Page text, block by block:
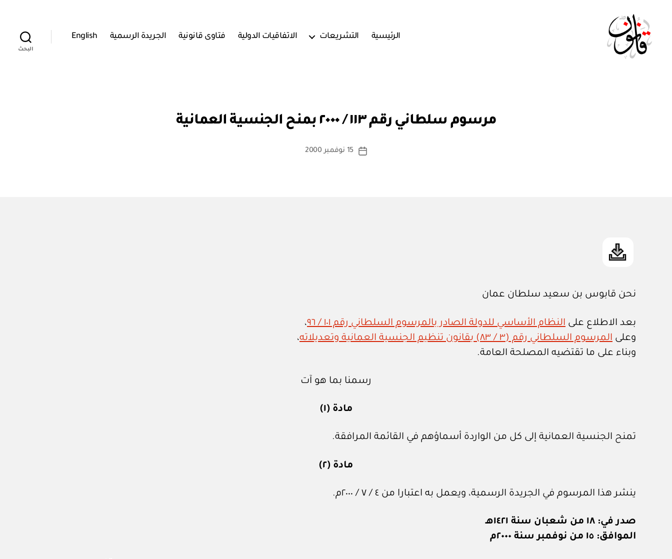
الرئيسية التشريعات الاتفاقيات الدولية فتاوى قانونية الجريدة الرسمية English
البحث
مرسوم سلطاني رقم ١١٣ / ٢٠٠٠ بمنح الجنسية العمانية
كاتب
س
ة
تاريخ
15 نوفمبر 2000
نحن قابوس بن سعيد سلطان عمان
بعد الاطلاع على النظام الأساسي للدولة الصادر بالمرسوم السلطاني رقم ١٠١ / ٩٦
،
وعلى المرسوم السلطاني رقم (٣ / ٨٣) بقانون تنظيم الجنسية العمانية وتعديلاته
،
وبناء على ما تقتضيه المصلحة العامة.
رسمنا بما هو آت
مادة (١)
تمنح الجنسية العمانية إلى كل من الواردة أسماؤهم في القائمة المرافقة.
مادة (٢)
ينشر هذا المرسوم في الجريدة الرسمية، ويعمل به اعتبارا من ٤ / ٧ / ٢٠٠٠م.
صدر في: ١٨ من شعبان سنة ١٤٢١هـ
الموافق: ١٥ من نوفمبر سنة ٢٠٠٠م